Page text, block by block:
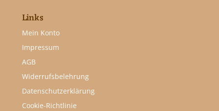
Links
Mein Konto
Impressum
AGB
Widerrufsbelehrung
Datenschutzerklärung
Cookie-Richtlinie